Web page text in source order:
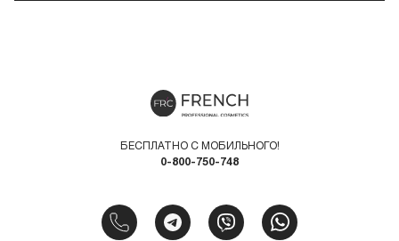
БЕСПЛАТНО С МОБИЛЬНОГО!
0-800-750-748